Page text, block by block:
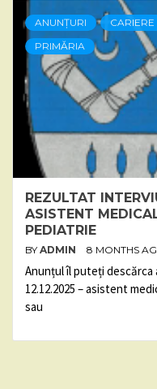
ANUNȚURI CARIERE
PRIMĂRIA
REZULTAT
ASISTENT
PEDIATRIE
BY ADMIN 8 MONTHS
Anunțul îl puteți
12.12.2025 – asistent
sau